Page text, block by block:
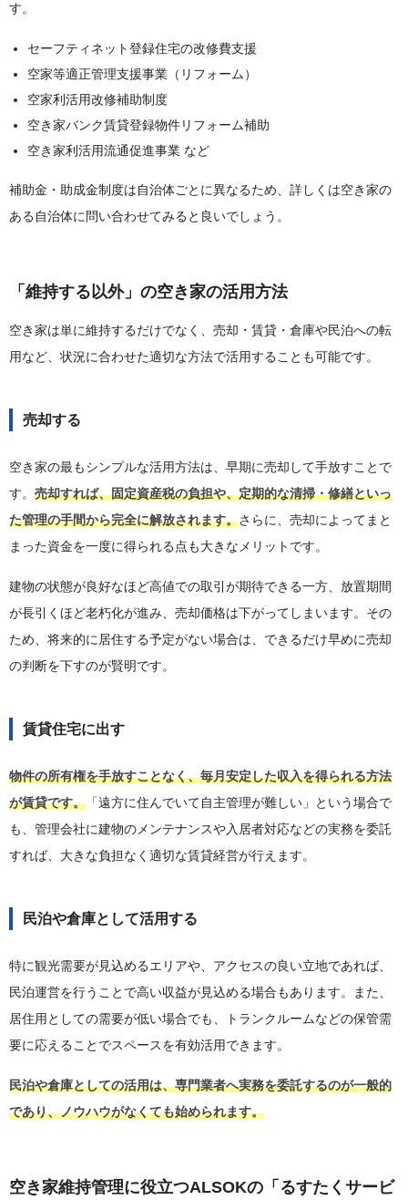
す。
セーフティネット登録住宅の改修費支援
空家等適正管理支援事業（リフォーム）
空家利活用改修補助制度
空き家バンク賃貸登録物件リフォーム補助
空き家利活用流通促進事業 など
補助金・助成金制度は自治体ごとに異なるため、詳しくは空き家の
ある自治体に問い合わせてみると良いでしょう。
「維持する以外」の空き家の活用方法
空き家は単に維持するだけでなく、売却・賃貸・倉庫や民泊への転
用など、状況に合わせた適切な方法で活用することも可能です。
売却する
空き家の最もシンプルな活用方法は、早期に売却して手放すことで
す。 売却すれば、固定資産税の負担や、定期的な清掃・修繕といっ
た管理の手間から完全に解放されます。さらに、売却によってまと
まった資金を一度に得られる点も大きなメリットです。
建物の状態が良好なほど高値での取引が期待できる一方、放置期間
が長引くほど老朽化が進み、売却価格は下がってしまいます。その
ため、将来的に居住する予定がない場合は、できるだけ早めに売却
の判断を下すのが賢明です。
賃貸住宅に出す
物件の所有権を手放すことなく、毎月安定した収入を得られる方法
が賃貸です。 「遠方に住んでいて自主管理が難しい」という場合で
も、管理会社に建物のメンテナンスや入居者対応などの実務を委託
すれば、大きな負担なく適切な賃貸経営が行えます。
民泊や倉庫として活用する
特に観光需要が見込めるエリアや、アクセスの良い立地であれば、
民泊運営を行うことで高い収益が見込める場合もあります。また、
居住用としての需要が低い場合でも、トランクルームなどの保管需
要に応えることでスペースを有効活用できます。
民泊や倉庫としての活用は、専門業者へ実務を委託するのが一般的
であり、ノウハウがなくても始められます。
空き家維持管理に役立つALSOKの「るすたくサービ